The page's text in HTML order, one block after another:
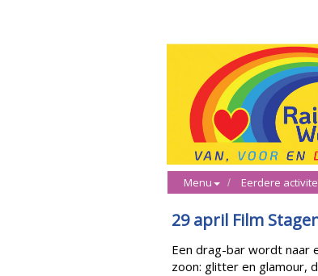
Menu Eerdere
29 april Film
Een drag-bar wordt naar
zoon: glitter en glamour,